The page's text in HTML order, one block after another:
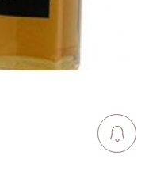
Сообщить